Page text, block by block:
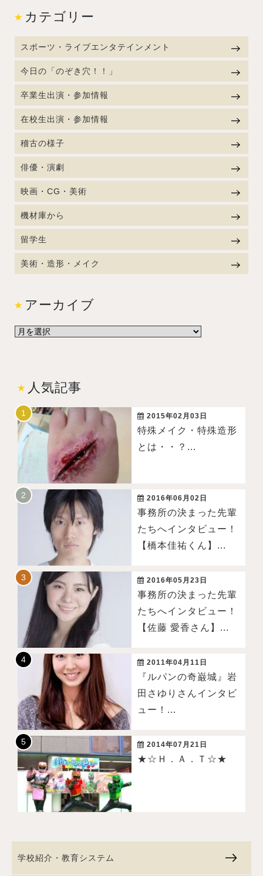
カテゴリー
スポーツ・ライブエンタテインメント
今日の「のぞき穴！！」
卒業生出演・参加情報
在校生出演・参加情報
稽古の様子
俳優・演劇
映画・CG・美術
機材庫から
留学生
美術・造形・メイク
アーカイブ
人気記事
2015年02月03日
特殊メイク・特殊造形
とは・・？...
2016年06月02日
事務所の決まった先輩
たちへインタビュー！
【橋本佳祐くん】...
2016年05月23日
事務所の決まった先輩
たちへインタビュー！
【佐藤 愛香さん】...
2011年04月11日
『ルパンの奇巌城』岩
田さゆりさんインタビ
ュー！...
2014年07月21日
★☆Ｈ．Ａ．Ｔ☆★
学校紹介・教育システム